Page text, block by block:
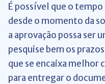
É possível que o
desde o momento da
a aprovação possa ser
pesquise bem os
que se encaixa melhor
para entregar o